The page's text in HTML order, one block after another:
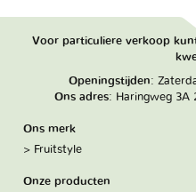
Voor particuliere verkoop
Openingstijden:
Ons adres: Haringweg 3A
Ons merk
Fruitstyle
Onze producten